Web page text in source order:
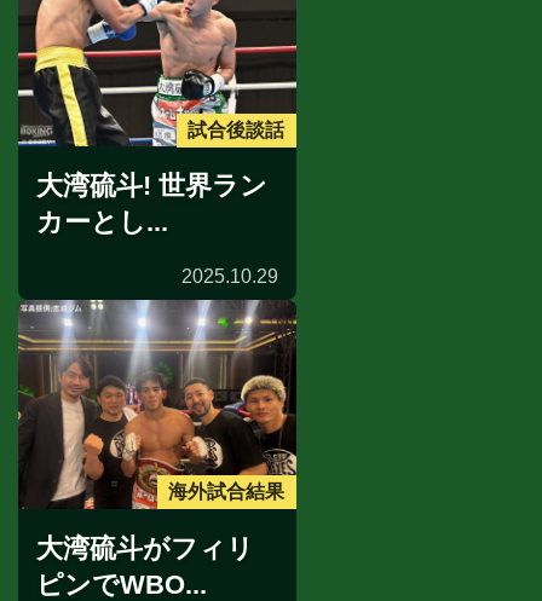
試合後談話
大湾硫斗! 世界ラン
カーとし...
2025.10.29
海外試合結果
大湾硫斗がフィリ
ピンでWBO...